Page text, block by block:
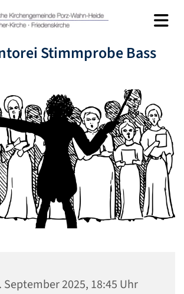
Stimmprobe Bass
September 2025, 18:45 Uhr